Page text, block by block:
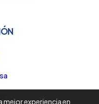
experiencia en